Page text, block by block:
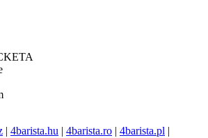
| 4barista.hu | 4barista.ro | 4barista.pl |